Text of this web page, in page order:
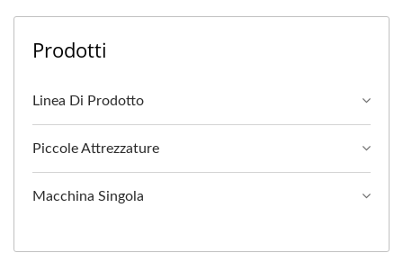
Prodotti
Linea Di Prodotto
Piccole Attrezzature
Macchina Singola